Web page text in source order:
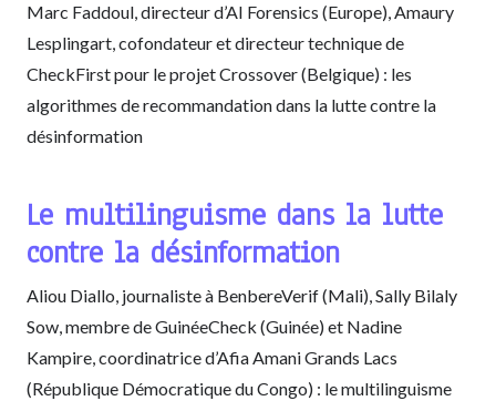
Marc Faddoul, directeur d’AI Forensics (Europe), Amaury
Lesplingart, cofondateur et directeur technique de
CheckFirst pour le projet Crossover (Belgique) : les
algorithmes de recommandation dans la lutte contre la
désinformation
Le multilinguisme dans la lutte
contre la désinformation
Aliou Diallo, journaliste à BenbereVerif (Mali), Sally Bilaly
Sow, membre de GuinéeCheck (Guinée) et Nadine
Kampire, coordinatrice d’Afia Amani Grands Lacs
(République Démocratique du Congo) : le multilinguisme